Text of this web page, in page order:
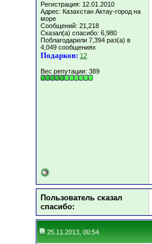
Регистрация: 12.01.2010
Адрес: Казахстан Актау-город на
море
Сообщений: 21,218
Сказал(а) спасибо: 6,980
Поблагодарили 7,394 раз(а) в
4,049 сообщениях
Подарков: 12
Вес репутации: 389
Пользователь сказал
cпасибо:
25.11.2013, 00:54